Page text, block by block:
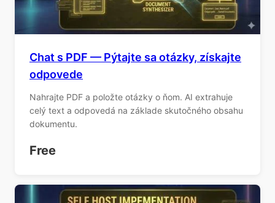
Chat s PDF — Pýtajte sa otázky, získajte
odpovede
Nahrajte PDF a položte otázky o ňom. AI extrahuje
celý text a odpovedá na základe skutočného obsahu
dokumentu.
Free